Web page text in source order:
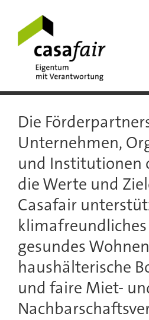
Die
Unternehmen,
und Institutionen
die Werte und
Casafair
klimafreundliches
gesundes
haushälterische
und faire Miet-